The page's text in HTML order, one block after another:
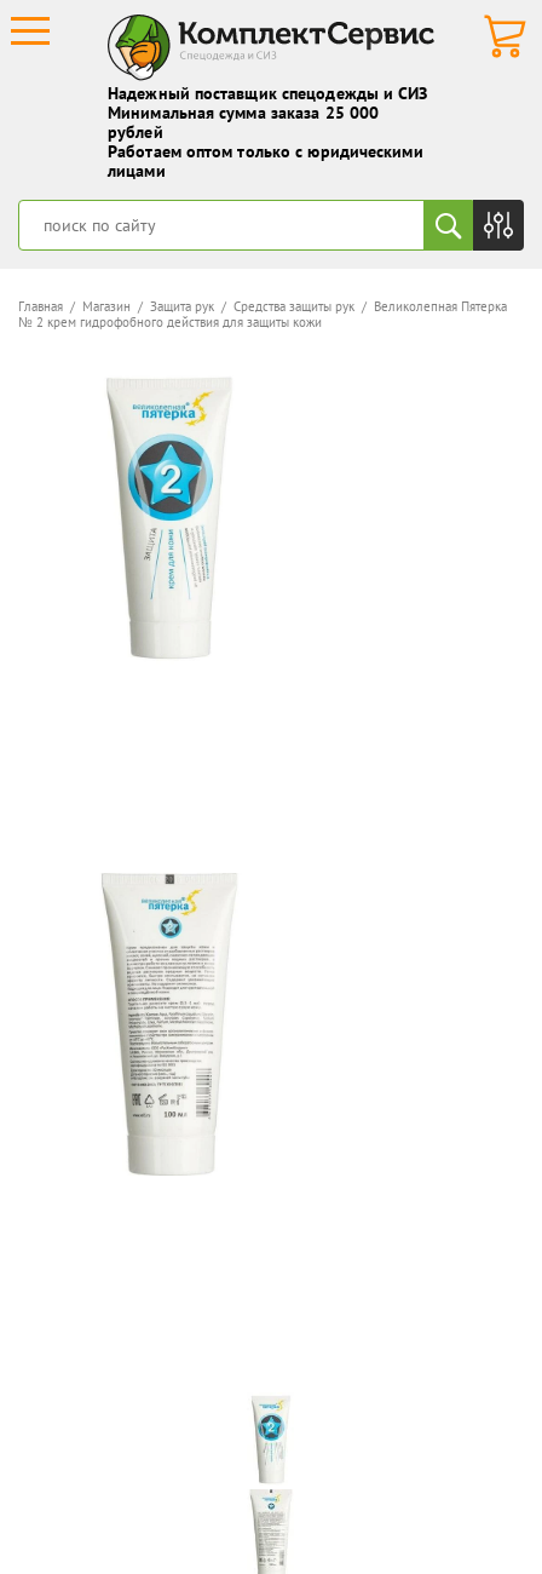
Надежный поставщик спецодежды и СИЗ
Минимальная сумма заказа 25 000
рублей
Работаем оптом только с юридическими
лицами
Главная / Магазин / Защита рук / Средства защиты рук / Великолепная Пятерка
№ 2 крем гидрофобного действия для защиты кожи